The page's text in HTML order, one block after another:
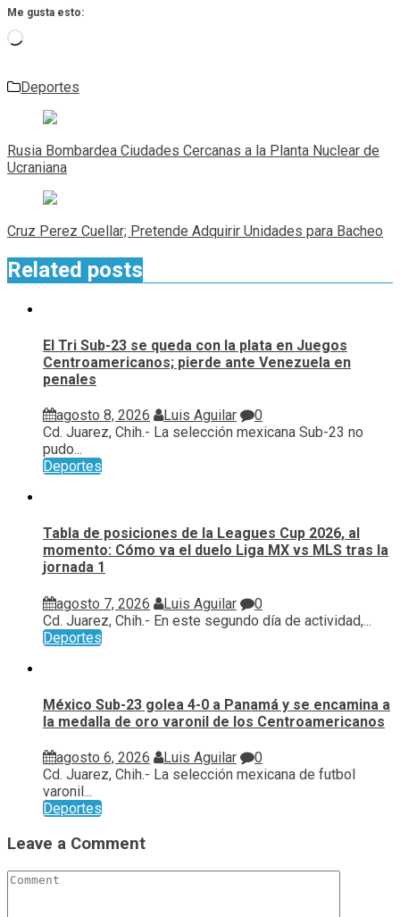
Me gusta esto:
Cargando...
Deportes
Navegación
de
entradas
Rusia Bombardea Ciudades Cercanas a la Planta Nuclear de
Ucraniana
Cruz Perez Cuellar; Pretende Adquirir Unidades para Bacheo
Related posts
El Tri Sub-23 se queda con la plata en Juegos
Centroamericanos; pierde ante Venezuela en
penales
agosto 8, 2026 Luis Aguilar
0
Cd. Juarez, Chih.- La selección mexicana Sub-23 no
pudo...
Deportes
Tabla de posiciones de la Leagues Cup 2026, al
momento: Cómo va el duelo Liga MX vs MLS tras la
jornada 1
agosto 7, 2026 Luis Aguilar
0
Cd. Juarez, Chih.- En este segundo día de actividad,...
Deportes
México Sub-23 golea 4-0 a Panamá y se encamina a
la medalla de oro varonil de los Centroamericanos
agosto 6, 2026 Luis Aguilar
0
Cd. Juarez, Chih.- La selección mexicana de futbol
varonil...
Deportes
Leave a Comment